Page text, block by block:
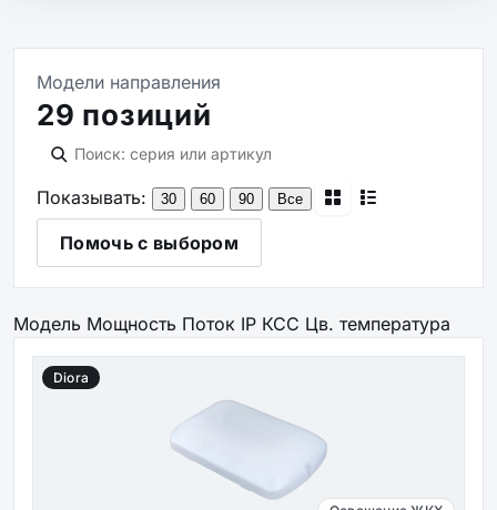
Модели направления
29 позиций
Показывать: 30 60 90 Все
Помочь с выбором
Модель Мощность Поток IP КСС Цв. температура
Diora